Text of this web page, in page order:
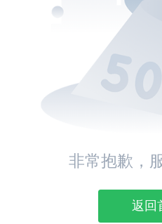
非常抱歉，
返回